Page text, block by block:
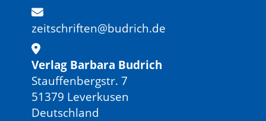
zeitschriften@budrich.de
Verlag Barbara Budrich
Stauffenbergstr. 7
51379 Leverkusen
Deutschland